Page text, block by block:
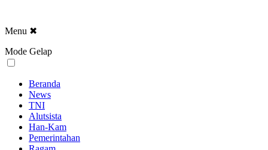
Menu ✖
Mode Gelap
Beranda
News
TNI
Alutsista
Han-Kam
Pemerintahan